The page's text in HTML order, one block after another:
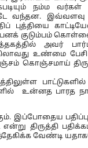
நம்ம வர்கள்
வந்தன.
புத்தியை
குடும்பம்
அவர்
உண்மை
கொஞ்சமாய்
உன்னத பாரத
இப்போதைய
திருத்தி
வேண்டி